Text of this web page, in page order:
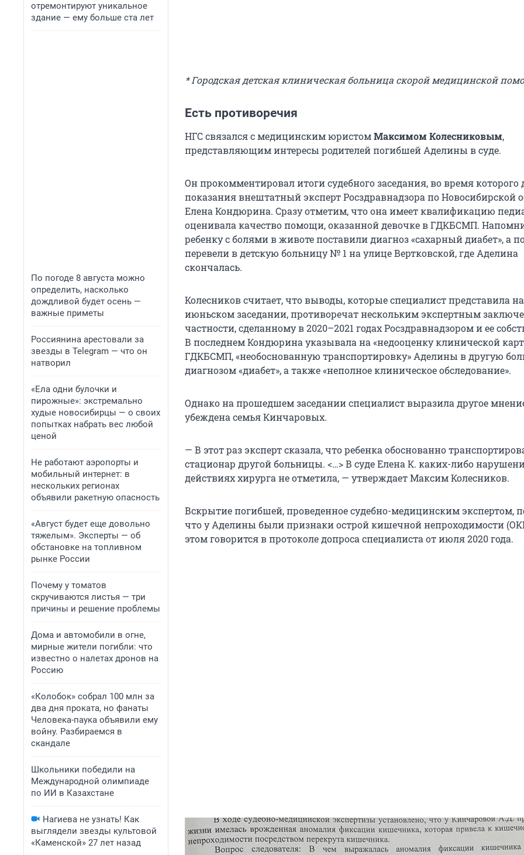
отремонтируют уникальное
здание — ему больше ста лет
По погоде 8 августа можно
определить, насколько
дождливой будет осень —
важные приметы
Россиянина арестовали за
звезды в Telegram — что он
натворил
«Ела одни булочки и
пирожные»: экстремально
худые новосибирцы — о своих
попытках набрать вес любой
ценой
Не работают аэропорты и
мобильный интернет: в
нескольких регионах
объявили ракетную опасность
«Август будет еще довольно
тяжелым». Эксперты — об
обстановке на топливном
рынке России
Почему у томатов
скручиваются листья — три
причины и решение проблемы
Дома и автомобили в огне,
мирные жители погибли: что
известно о налетах дронов на
Россию
«Колобок» собрал 100 млн за
два дня проката, но фанаты
Человека-паука объявили ему
войну. Разбираемся в
скандале
Школьники победили на
Международной олимпиаде
по ИИ в Казахстане
Нагиева не узнать! Как
выглядели звезды культовой
«Каменской» 27 лет назад
* Городская детская клиническая больница скорой медицинской
Есть противоречия
НГС связался с медицинским юристомМаксимом Колесниковым,
представляющим интересы родителей погибшей Аделины в суде.
Он прокомментировал итоги судебного заседания, во время которого
показания внештатный эксперт Росздравнадзора по Новосибирской
Елена Кондюрина. Сразу отметим, что она имеет квалификацию
оценивала качество помощи, оказанной девочке в ГДКБСМП.
ребенку с болями в животе поставили диагноз «сахарный диабет», а
перевели в детскую больницу № 1 на улице Вертковской, где Аделина
скончалась.
Колесников считает, что выводы, которые специалист представила на
июньском заседании, противоречат нескольким экспертным
частности, сделанному в 2020–2021 годах Росздравнадзором и ее
В последнем Кондюрина указывала на «недооценку клинической
ГДКБСМП, «необоснованную транспортировку» Аделины в другую
диагнозом «диабет», а также «неполное клиническое обследование».
Однако на прошедшем заседании специалист выразила другое
убеждена семья Кинчаровых.
— В этот раз эксперт сказала, что ребенка обоснованно
стационар другой больницы. <…> В суде Елена К. каких-либо
действиях хирурга не отметила, — утверждает Максим Колесников.
Вскрытие погибшей, проведенное судебно-медицинским экспертом,
что у Аделины были признаки острой кишечной непроходимости
этом говорится в протоколе допроса специалиста от июля 2020 года.